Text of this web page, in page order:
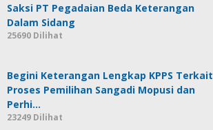
Saksi PT Pegadaian Beda Keterangan
Dalam Sidang
25690 Dilihat
Begini Keterangan Lengkap KPPS Terkait
Proses Pemilihan Sangadi Mopusi dan
Perhi…
23249 Dilihat